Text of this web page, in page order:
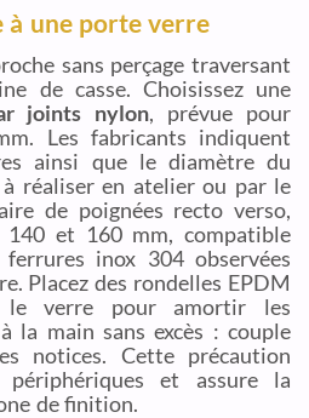
à une porte verre
sans perçage traversant
de casse. Choisissez une
joints nylon, prévue pour
Les fabricants indiquent
ainsi que le diamètre du
réaliser en atelier ou par le
de poignées recto verso,
140 et 160 mm, compatible
inox 304 observées
Placez des rondelles EPDM
verre pour amortir les
la main sans excès : couple
notices. Cette précaution
et assure la
de finition.